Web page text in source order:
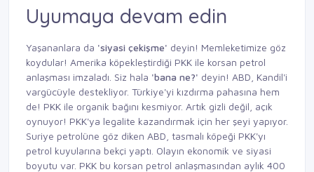
Uyumaya devam edin
Yaşananlara da 'siyasi çekişme' deyin! Memleketimize göz
koydular! Amerika köpekleştirdiği PKK ile korsan petrol
anlaşması imzaladı. Siz hala 'bana ne?' deyin! ABD, Kandil'i
vargücüyle destekliyor. Türkiye'yi kızdırma pahasına hem
de! PKK ile organik bağını kesmiyor. Artık gizli değil, açık
oynuyor! PKK'ya legalite kazandırmak için her şeyi yapıyor.
Suriye petrolüne göz diken ABD, tasmalı köpeği PKK'yı
petrol kuyularına bekçi yaptı. Olayın ekonomik ve siyasi
boyutu var. PKK bu korsan petrol anlaşmasından aylık 400